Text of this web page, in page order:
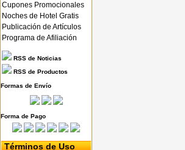
Cupones Promocionales
Noches de Hotel Gratis
Publicación de Artículos
Programa de Afiliación
RSS de Noticias
RSS de Productos
Formas de Envío
Forma de Pago
Términos de Uso